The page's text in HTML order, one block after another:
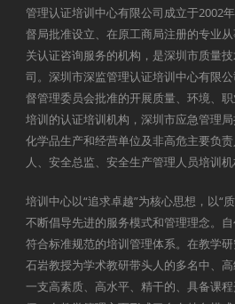
管理认证培训中心有限公司成立于2002
督局批准设立、在原工商局注册的专业
关认证咨询服务的机构，是深圳市质量
司。深圳市深监管理认证培训中心有限
督管理委员会批准的开展质量、环境、
培训的认证培训机构，深圳市应急管理
化学品生产和经营单位及非高危主要负
人、安全总监、安全生产管理人员培训机
培训中心以“追求卓越”为核心思想，以“
不断倡导先进的服务模式和管理理念。
符合标准规范的培训管理体系。在教学
石岩教授为学术教研带头人的多名中、
一支高素质、高水平、精干的、具备课